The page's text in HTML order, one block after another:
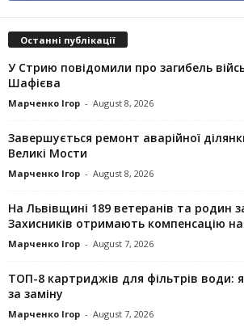
Останні публікації
У Стрию повідомили про загибель
Шафієва
Марченко Ігор - August 8, 2026
Завершується ремонт аварійної
Великі Мости
Марченко Ігор - August 8, 2026
На Львівщині 189 ветеранів та родин
Захисників отримають компенсацію
Марченко Ігор - August 7, 2026
ТОП-8 картриджів для фільтрів води:
за заміну
Марченко Ігор - August 7, 2026